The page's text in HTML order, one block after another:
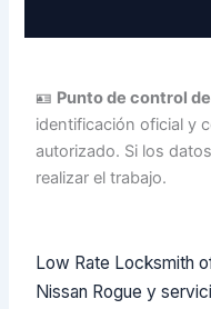
🪪 Punto de control
identificación oficial y
autorizado. Si los
realizar el trabajo.
Low Rate Locksmith
Nissan Rogue y